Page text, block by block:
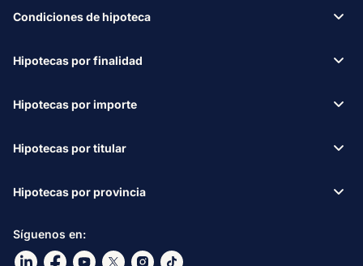
Síguenos en:
Ir a nuestro Linkdin
Ir a nuestro Facebook
Ir a nuestro canal de Youtube
Ir a nuestro X
Ir a nuestro Instagram
Ir a nuestro TikTok
Condiciones de hipoteca
Hipotecas por finalidad
Hipotecas por importe
Hipotecas por titular
Hipotecas por provincia